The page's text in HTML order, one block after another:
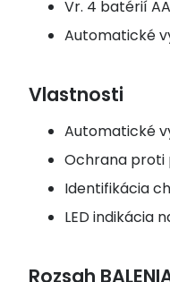
Vr. 4 batérií
Automatické
Vlastnosti
Automatické
Ochrana proti
Identifikácia
LED indikácia
Rozsah